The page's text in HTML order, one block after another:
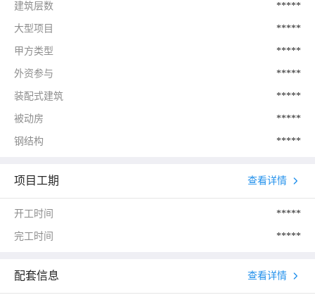
建筑层数 *****
大型项目 *****
甲方类型 *****
外资参与 *****
装配式建筑 *****
被动房 *****
钢结构 *****
项目工期 查看详情
开工时间 *****
完工时间 *****
配套信息 查看详情